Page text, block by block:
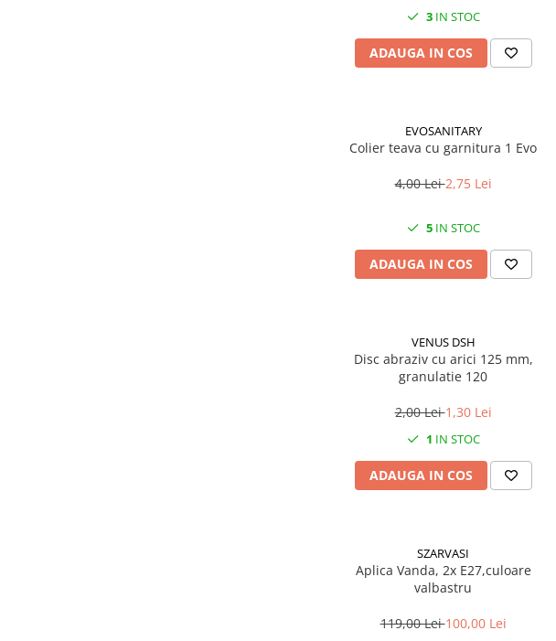
3IN STOC
ADAUGA IN COS
EVOSANITARY
Colier teava cu garnitura 1 Evo
4,00 Lei2,75 Lei
5IN STOC
ADAUGA IN COS
VENUS DSH
Disc abraziv cu arici 125 mm,
granulatie 120
2,00 Lei1,30 Lei
1 IN STOC
ADAUGA IN COS
SZARVASI
Aplica Vanda, 2x E27,culoare
valbastru
119,00 Lei100,00 Lei